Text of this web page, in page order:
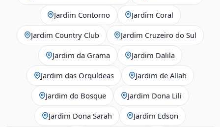
Jardim Contorno Jardim Coral
Jardim Country Club Jardim Cruzeiro do Sul
Jardim da Grama Jardim Dalila
Jardim das Orquídeas Jardim de Allah
Jardim do Bosque Jardim Dona Lili
Jardim Dona Sarah Jardim Edson